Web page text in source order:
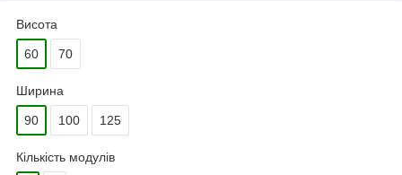
Висота
60 70
Ширина
90 100 125
Кількість модулів